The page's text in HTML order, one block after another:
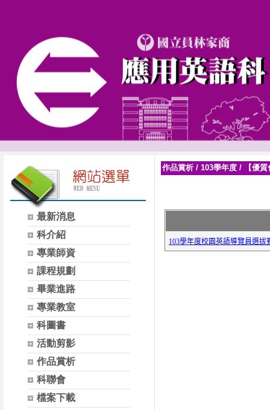
最新消息
科介紹
專業師資
課程規劃
畢業進路
專業教室
科圖書
活動剪影
作品賞析
科聯會
檔案下載
作品賞析 / 103學年度 / 【優